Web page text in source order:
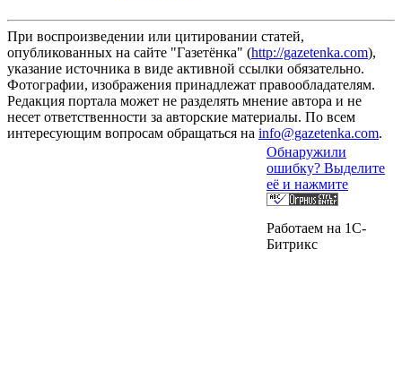
При воспроизведении или цитировании статей,
опубликованных на сайте "Газетёнка" (http://gazetenka.com),
указание источника в виде активной ссылки обязательно.
Фотографии, изображения принадлежат правообладателям.
Редакция портала может не разделять мнение автора и не
несет ответственности за авторские материалы. По всем
интересующим вопросам обращаться на info@gazetenka.com.
Обнаружили
ошибку? Выделите
её и нажмите
Работаем на 1C-
Битрикс